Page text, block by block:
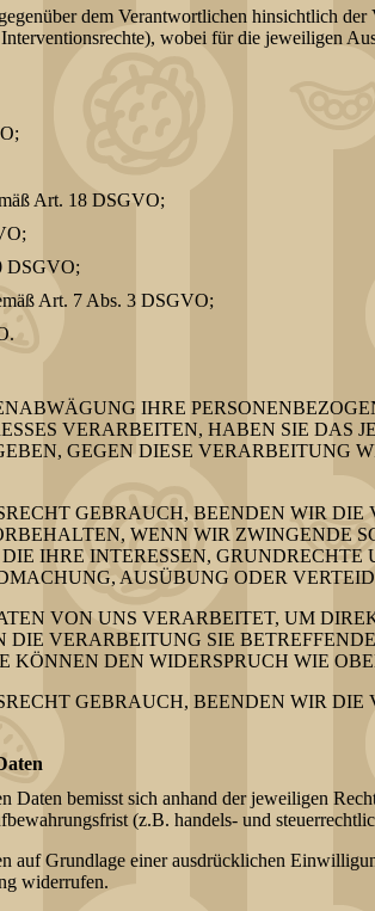
dem Verantwortlichen hinsichtlich
wobei für die jeweiligen
Art. 18 DSGVO;
DSGVO;
Art. 7 Abs. 3 DSGVO;
IHRE
VERARBEITEN, HABEN SIE DAS
GEGEN DIESE VERARBEITUNG
GEBRAUCH, BEENDEN WIR
WENN WIR ZWINGENDE
IHRE INTERESSEN, GRUNDRECHTE
AUSÜBUNG ODER
VON UNS VERARBEITET, UM
DIE VERARBEITUNG SIE
KÖNNEN DEN WIDERSPRUCH WIE
GEBRAUCH, BEENDEN WIR
Daten bemisst sich anhand der jeweiligen
(z.B. handels- und
auf Grundlage einer ausdrücklichen
widerrufen.